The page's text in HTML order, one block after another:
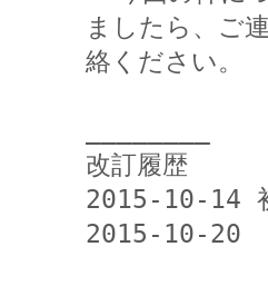
ましたら、ご
絡ください。
改訂履歴
2015-10-14
2015-10-20